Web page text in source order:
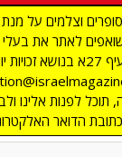
וצלמים על
לאתר את בעלי
המגיעות אלינו כנדרש בסעיף
תוכל לפנות אלינו
הדואר